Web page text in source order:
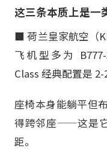
这三条本质上是一
■ 荷兰皇家航空（
飞机型多为
Class 经典配置是 2-
座椅本身能躺平但
得跨邻座——这是
距。